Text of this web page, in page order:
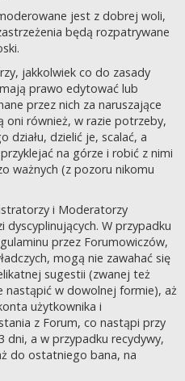
jest z dobrej woli,
będą rozpatrywane
jakkolwiek co do zasady
prawo edytować lub
przez nich za naruszające
oni również, w razie potrzeby,
działu, dzielić je, scalać, a
na górze i robić z nimi
ważnych (z pozoru nikomu
i Moderatorzy
W przypadku
przez Forumowiczów,
mogą nie zawahać się
sugestii (zwanej też
nastąpić w dowolnej formie), aż
użytkownika i
z Forum, co nastąpi przy
dni, a w przypadku recydywy,
do ostatniego bana, na